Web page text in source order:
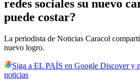
redes sociales su nuevo
puede costar?
La periodista de Noticias Caracol
nuevo logro.
Siga a EL PAÍS en Google Discover y
noticias